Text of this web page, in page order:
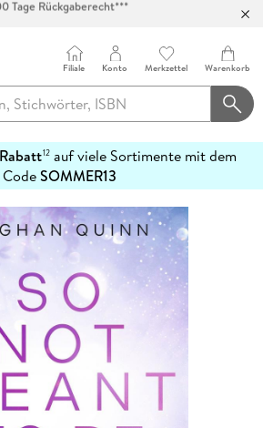
in über 100 Filialen
Filiale Konto Merkzettel Warenkorb
12auf viele Sortimente mit dem
CodeSOMMER13